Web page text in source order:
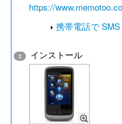
https://
携帯電話で
2 インストール